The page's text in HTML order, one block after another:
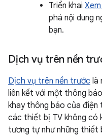
Triển khai
phá nội dung
bạn.
Dịch vụ trên nền
Dịch vụ trên nền trước là
liên kết với một thông
khay thông báo của điện
các thiết bị TV không có
tương tự như những thiết